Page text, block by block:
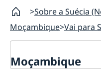
Sobre a Suécia
Moçambique Vai para
Moçambique